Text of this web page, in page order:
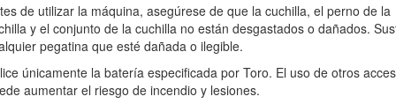
de utilizar la máquina, asegúrese de que la cuchilla, el perno de la
y el conjunto de la cuchilla no están desgastados o dañados.
pegatina que esté dañada o ilegible.
únicamente la batería especificada por Toro. El uso de otros
aumentar el riesgo de incendio y lesiones.
Figura 2